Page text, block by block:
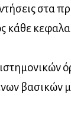
στα
κάθε
βασικών